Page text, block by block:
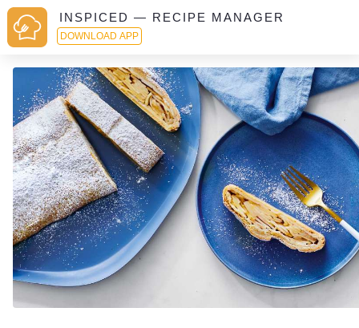
INSPICED — RECIPE MANAGER
DOWNLOAD APP